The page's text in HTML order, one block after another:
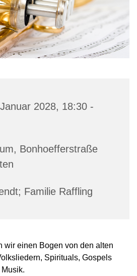
2028, 18:30 -
Bonhoefferstraße
Familie Raffling
wir einen Bogen von den alten
Spirituals, Gospels